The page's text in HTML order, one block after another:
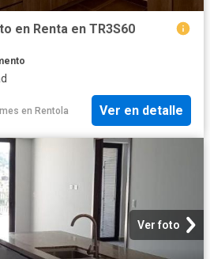
en Renta en TR3S60
en Rentola Ver en detalle
Ver foto